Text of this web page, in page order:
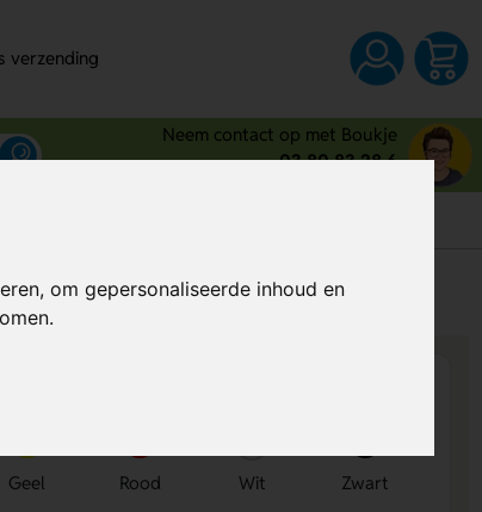
om gepersonaliseerde inhoud en
verzending
Neem contact op met Boukje
03 80 83 28 6
€ 0,40per stuk (excl. BTW)
Geel Rood Wit Zwart